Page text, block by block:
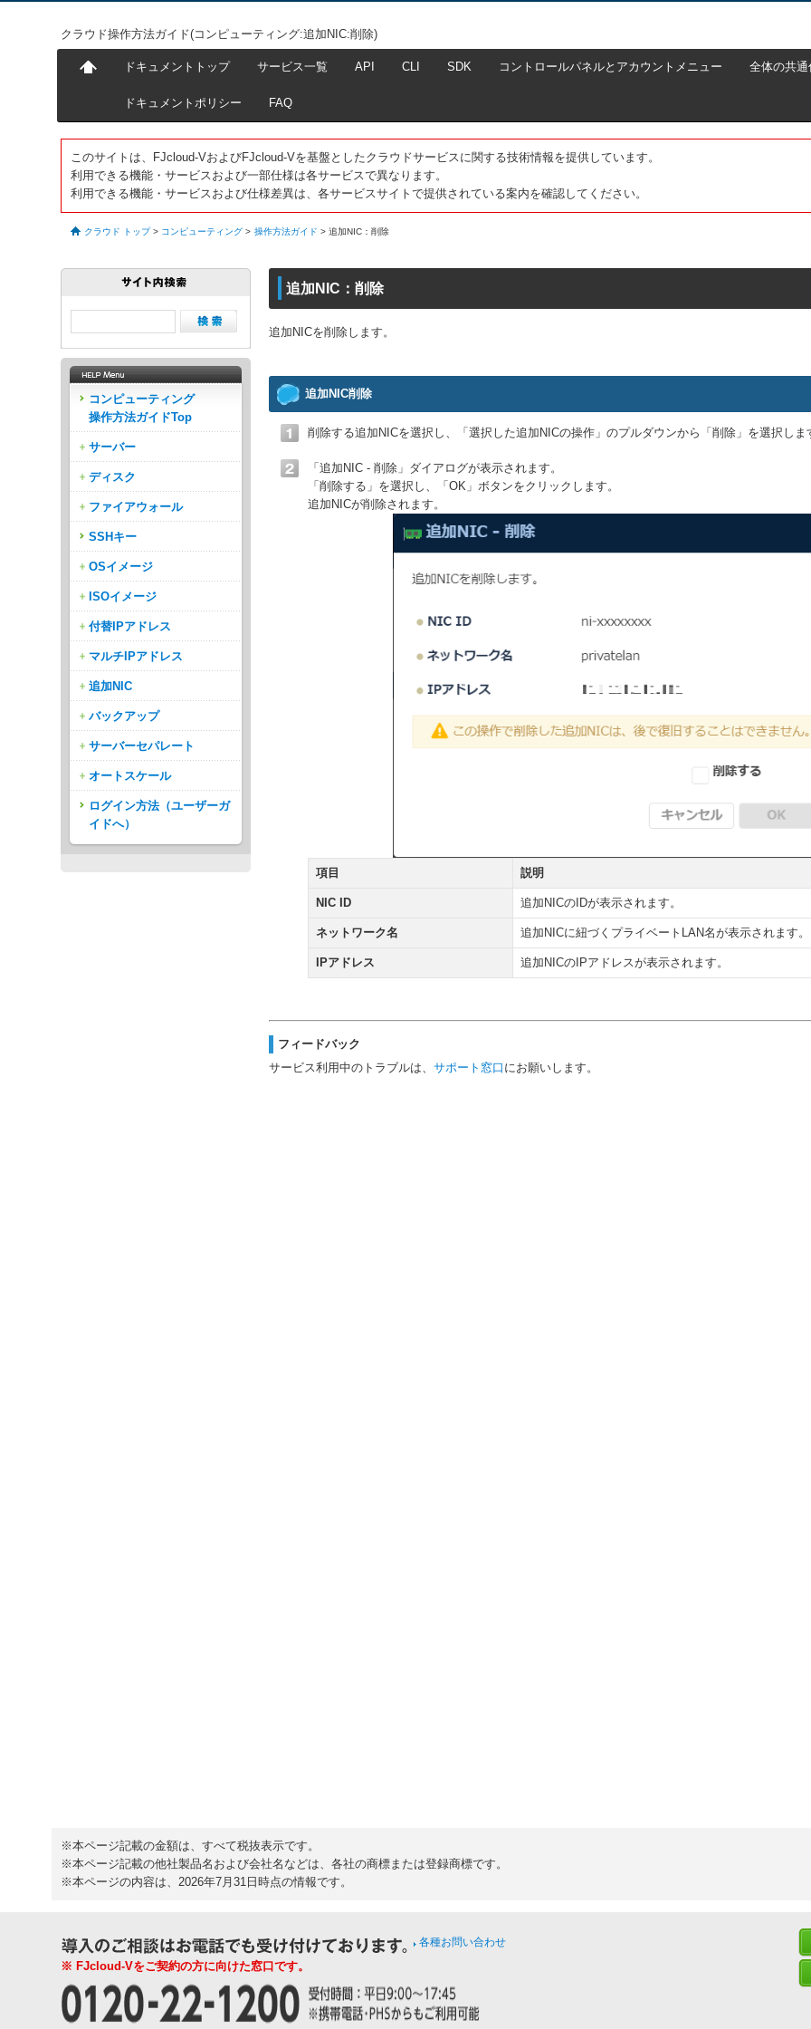
クラウド操作方法ガイド(コンピューティング:追加NIC:削除)
ドキュメントトップ サービス一覧 API CLI SDK コントロールパネルとアカウントメニュー 全体の共
ドキュメントポリシー FAQ
このサイトは、FJcloud-VおよびFJcloud-Vを基盤としたクラウドサービスに関する技術情報を提供しています。
利用できる機能・サービスおよび一部仕様は各サービスで異なります。
利用できる機能・サービスおよび仕様差異は、各サービスサイトで提供されている案内を確認してください。
クラウド トップ > コンピューティング > 操作方法ガイド > 追加NIC：削除
追加NIC：削除
追加NICを削除します。
追加NIC削除
削除する追加NICを選択し、「選択した追加NICの操作」のプルダウンから「削除」を選択しま
「追加NIC - 削除」ダイアログが表示されます。
「削除する」を選択し、「OK」ボタンをクリックします。
追加NICが削除されます。
項目 説明
NIC ID 追加NICのIDが表示されます。
ネットワーク名 追加NICに紐づくプライベートLAN名が表示されます。
IPアドレス 追加NICのIPアドレスが表示されます。
フィードバック
サービス利用中のトラブルは、サポート窓口 にお願いします。
コンピューティング
操作方法ガイドTop
サーバー
ディスク
ファイアウォール
SSHキー
OSイメージ
ISOイメージ
付替IPアドレス
マルチIPアドレス
追加NIC
バックアップ
サーバーセパレート
オートスケール
ログイン方法（ユーザーガ
イドへ）
※本ページ記載の金額は、すべて税抜表示です。
※本ページ記載の他社製品名および会社名などは、各社の商標または登録商標です。
※本ページの内容は、2026年7月31日時点の情報です。
各種お問い合わせ
※ FJcloud-Vをご契約の方に向けた窓口です。